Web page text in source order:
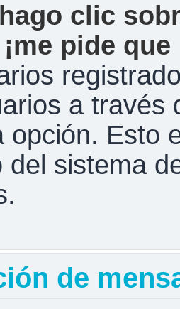
clic
pide
a través
opción. Esto
del sistema
de